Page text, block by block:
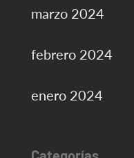
marzo 2024
febrero 2024
enero 2024